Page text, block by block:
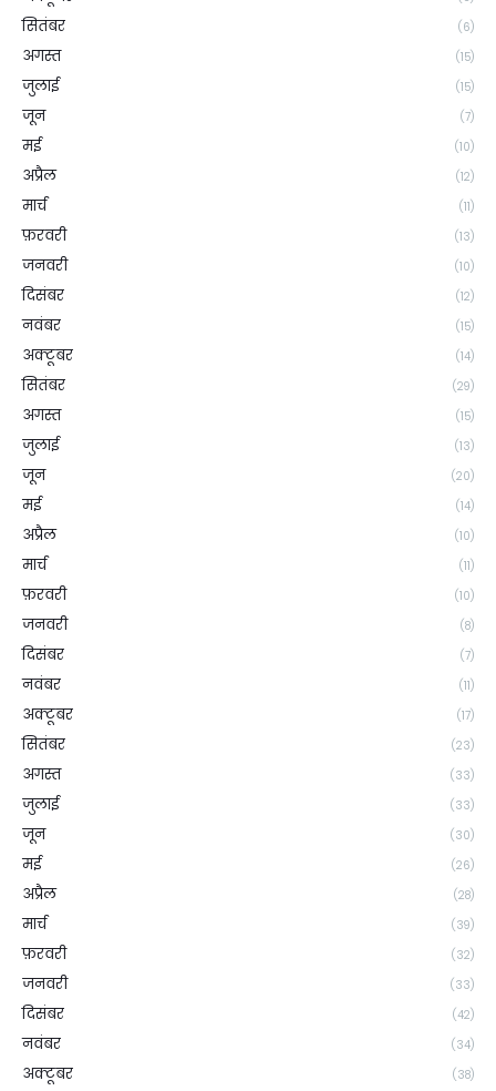
सितंबर (6)
अगस्त (15)
जुलाई (15)
जून (7)
मई (10)
अप्रैल (12)
मार्च (11)
फ़रवरी (13)
जनवरी (10)
दिसंबर (12)
नवंबर (15)
अक्टूबर (14)
सितंबर (29)
अगस्त (15)
जुलाई (13)
जून (20)
मई (14)
अप्रैल (10)
मार्च (11)
फ़रवरी (10)
जनवरी (8)
दिसंबर (7)
नवंबर (11)
अक्टूबर (17)
सितंबर (23)
अगस्त (33)
जुलाई (33)
जून (30)
मई (26)
अप्रैल (28)
मार्च (39)
फ़रवरी (32)
जनवरी (33)
दिसंबर (42)
नवंबर (34)
अक्टूबर (38)